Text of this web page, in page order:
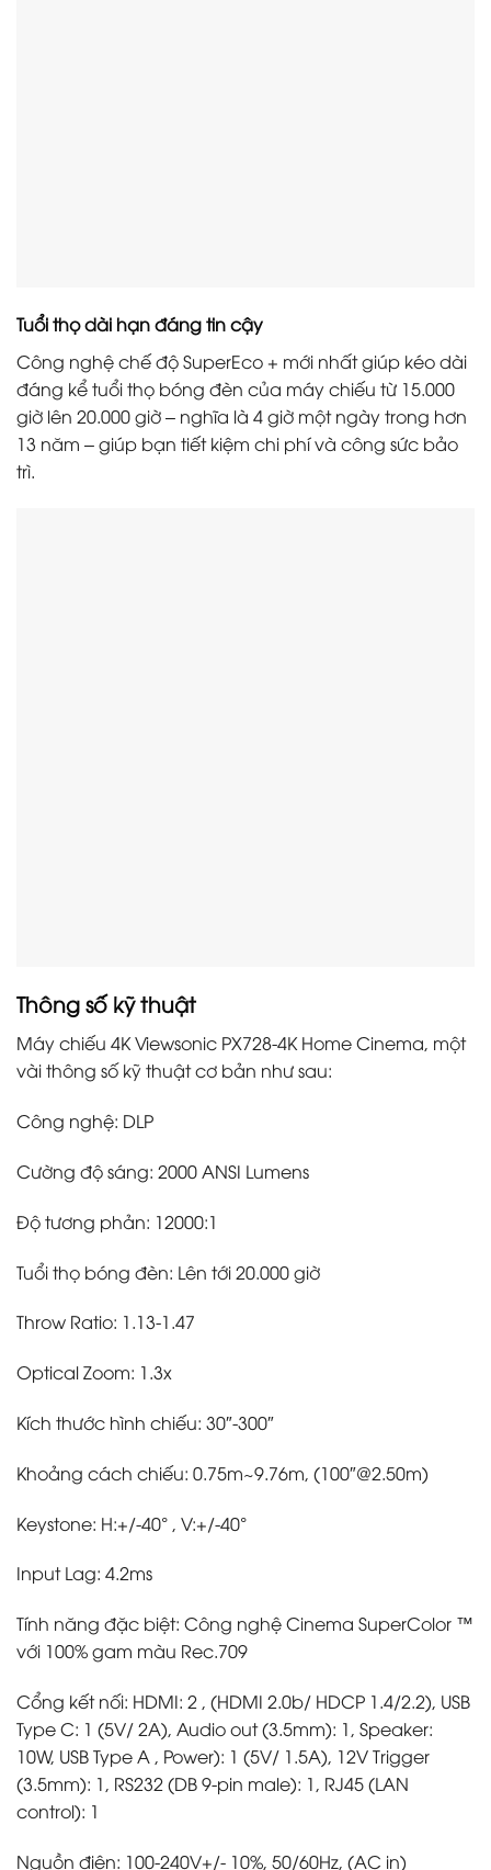
Tuổi thọ dài hạn đáng tin cậy
Công nghệ chế độ SuperEco + mới nhất giúp kéo dài
đáng kể tuổi thọ bóng đèn của máy chiếu từ 15.000
giờ lên 20.000 giờ – nghĩa là 4 giờ một ngày trong hơn
13 năm – giúp bạn tiết kiệm chi phí và công sức bảo
trì.
Thông số kỹ thuật
Máy chiếu 4K Viewsonic PX728-4K Home Cinema, một
vài thông số kỹ thuật cơ bản như sau:
Công nghệ: DLP
Cường độ sáng: 2000 ANSI Lumens
Độ tương phản: 12000:1
Tuổi thọ bóng đèn: Lên tới 20.000 giờ
Throw Ratio: 1.13-1.47
Optical Zoom: 1.3x
Kích thước hình chiếu: 30″-300″
Khoảng cách chiếu: 0.75m~9.76m, (100″@2.50m)
Keystone: H:+/-40° , V:+/-40°
Input Lag: 4.2ms
Tính năng đặc biệt: Công nghệ Cinema SuperColor ™
với 100% gam màu Rec.709
Cổng kết nối: HDMI: 2 , (HDMI 2.0b/ HDCP 1.4/2.2), USB
Type C: 1 (5V/ 2A), Audio out (3.5mm): 1, Speaker:
10W, USB Type A , Power): 1 (5V/ 1.5A), 12V Trigger
(3.5mm): 1, RS232 (DB 9-pin male): 1, RJ45 (LAN
control): 1
Nguồn điện: 100-240V+/- 10%, 50/60Hz, (AC in)